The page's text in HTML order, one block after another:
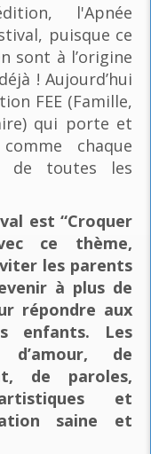
l'Apnée
puisque ce
sont à l’origine
! Aujourd’hui
FEE (Famille,
qui porte et
chaque
de toutes les
est “Croquer
ce thème,
les parents
à plus de
répondre aux
enfants. Les
de
de paroles,
et
saine et